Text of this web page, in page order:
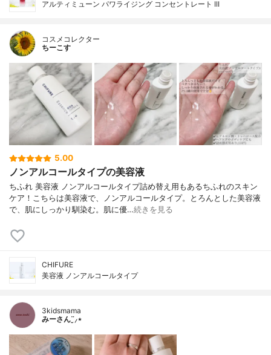
アルティミューン パワライジング コンセントレート III
コスメコレクター
ちーこす
5.00
ノンアルコールタイプの美容液
ちふれ 美容液 ノンアルコールタイプ詰め替え用もあるちふれのスキン
ケア！こちらは美容液で、ノンアルコールタイプ。とろんとした美容液
で、肌にしっかり馴染む。肌に優…続きを見る
CHIFURE
美容液 ノンアルコールタイプ
3kidsmama
みーさん¨̮⸝⋆